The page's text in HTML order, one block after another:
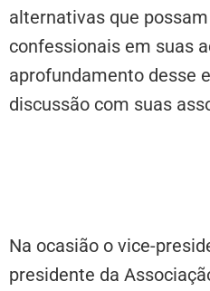
alternativas que
confessionais em suas
aprofundamento desse
discussão com suas
Na ocasião o vice-
presidente da